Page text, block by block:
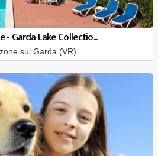
- Garda Lake Collectio...
sul Garda (VR)